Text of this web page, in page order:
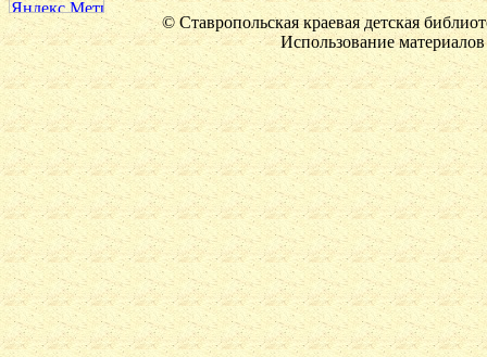
© Ставропольская краевая детская
Использование